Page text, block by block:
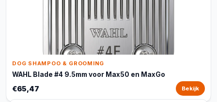
DOG SHAMPOO & GROOMING
WAHL Blade #4 9.5mm voor Max50 en MaxGo
€65,47 Bekijk